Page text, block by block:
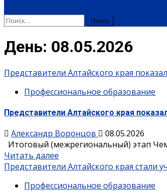
Найти:
День: 08.05.2026
Представители Алтайского края
Профессиональное образование
Представители Алтайского края
Александр Воронцов
08.05.2026
Итоговый (межрегиональный) этап
Читать далее
Представители Алтайского края стали
Профессиональное образование